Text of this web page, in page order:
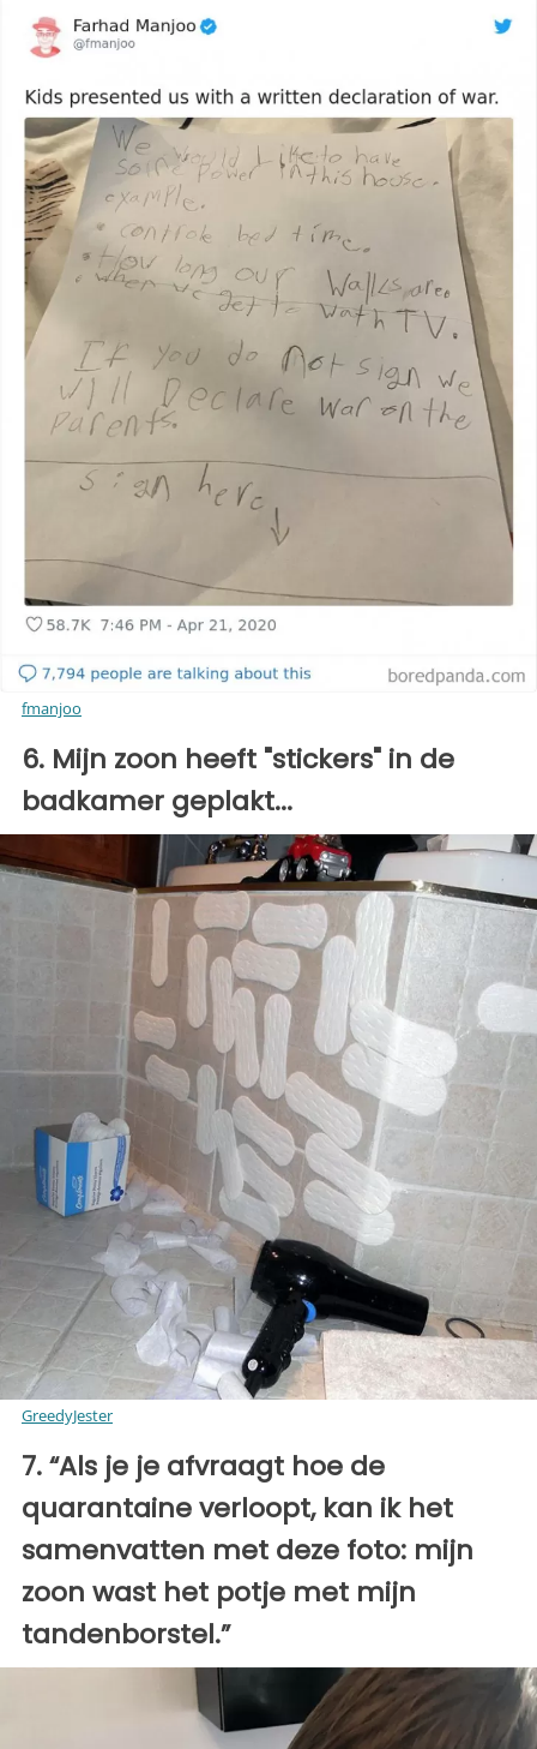
fmanjoo
6. Mijn zoon heeft "stickers" in de
badkamer geplakt...
GreedyJester
7. “Als je je afvraagt ​​hoe de
quarantaine verloopt, kan ik het
samenvatten met deze foto: mijn
zoon wast het potje met mijn
tandenborstel.”